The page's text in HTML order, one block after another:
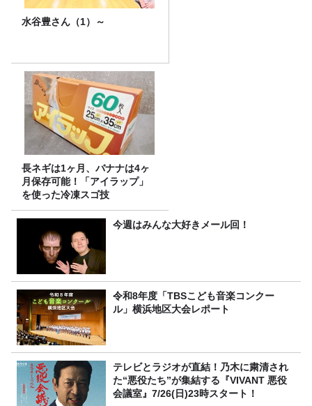
水谷豊さん（1）～
長ネギは1ヶ月、バナナは4ヶ
月保存可能！「アイラップ」
を使った冷凍スゴ技
今週はみんな大好きメール回！
令和8年度「TBSこども音楽コンクー
ル」横浜地区大会レポート
テレビとラジオが直結！乃木に粛清され
た“悪役たち”が集結する『VIVANT 悪役
会議室』7/26(日)23時スタート！